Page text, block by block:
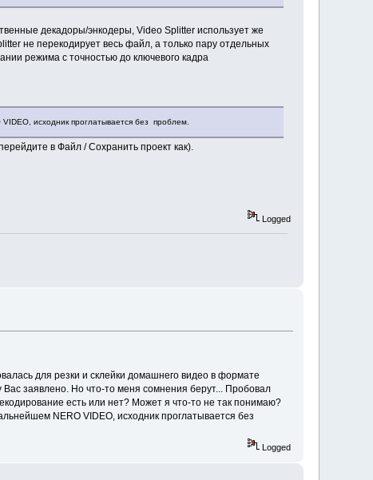
декадоры/энкодеры, Video Splitter использует же
не перекодирует весь файл, а только пару отдельных
режима с точностью до ключевого кадра
исходник проглатывается без проблем.
в Файл / Сохранить проект как).
Logged
для резки и склейки домашнего видео в формате
заявлено. Но что-то меня сомнения берут... Пробовал
есть или нет? Может я что-то не так понимаю?
NERO VIDEO, исходник проглатывается без
Logged